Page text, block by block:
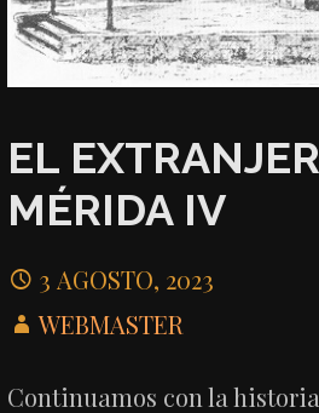
EL
MÉRIDA IV
3 AGOSTO, 2023
WEBMASTER
Continuamos con la